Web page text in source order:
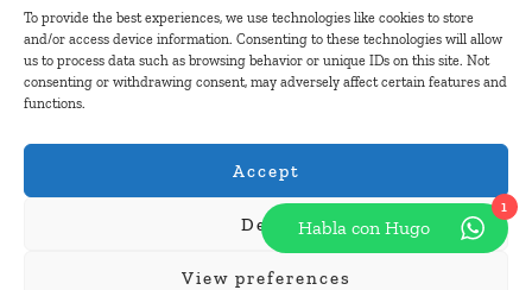
To provide the best experiences, we use technologies like cookies to store
and/or access device information. Consenting to these technologies will allow
us to process data such as browsing behavior or unique IDs on this site. Not
consenting or withdrawing consent, may adversely affect certain features and
functions.
Accept
Deny
View preferences
Contacto
Tours Portugal.
1
Habla con Hugo